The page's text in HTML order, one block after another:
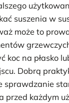
suszenia w
może to
koc na płasko
Dobrą
sprawdzanie
przed każdym